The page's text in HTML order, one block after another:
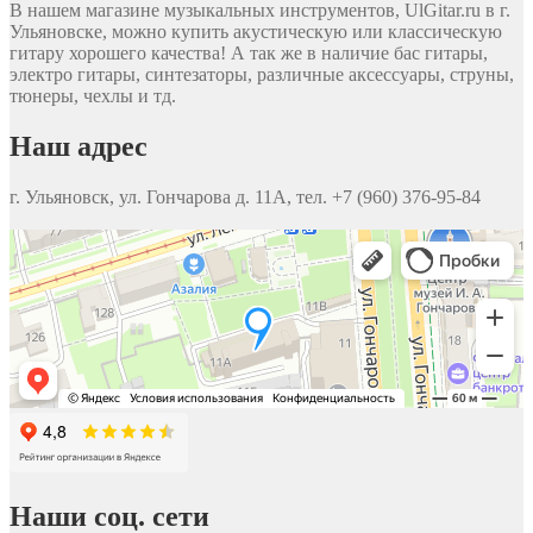
В нашем магазине музыкальных инструментов, UlGitar.ru в г.
Ульяновске, можно купить акустическую или классическую
гитару хорошего качества! А так же в наличие бас гитары,
электро гитары, синтезаторы, различные аксессуары, струны,
тюнеры, чехлы и тд.
Наш адрес
г. Ульяновск, ул. Гончарова д. 11А, тел. +7 (960) 376-95-84
Наши соц. сети